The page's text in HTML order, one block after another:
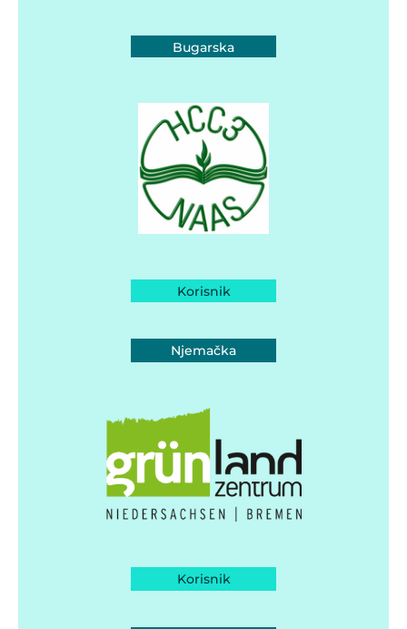
Bugarska
Korisnik
Njemačka
Korisnik